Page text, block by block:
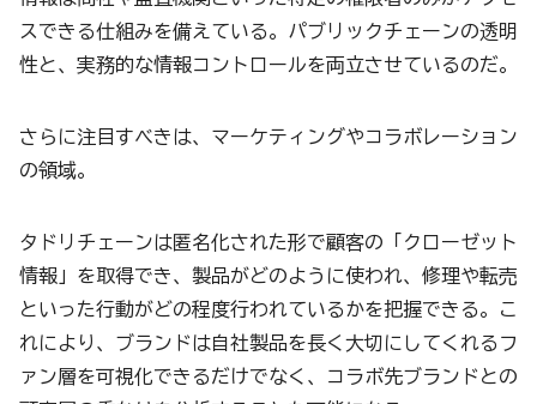
スできる仕組みを備えている。パブリックチェーンの透明
性と、実務的な情報コントロールを両立させているのだ。
さらに注目すべきは、マーケティングやコラボレーション
の領域。
タドリチェーンは匿名化された形で顧客の「クローゼット
情報」を取得でき、製品がどのように使われ、修理や転売
といった行動がどの程度行われているかを把握できる。こ
れにより、ブランドは自社製品を長く大切にしてくれるフ
ァン層を可視化できるだけでなく、コラボ先ブランドとの